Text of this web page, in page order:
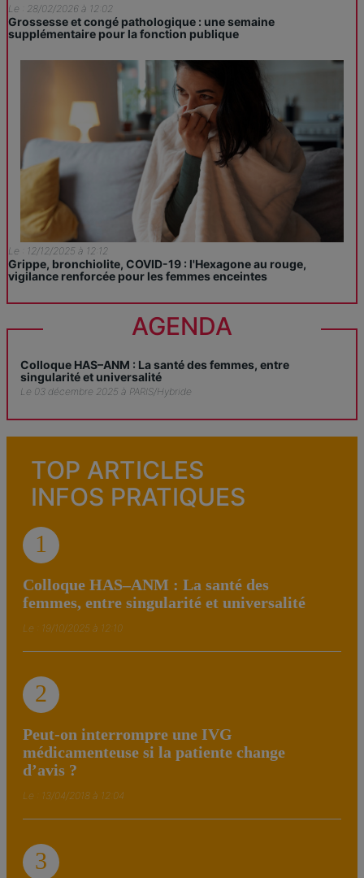
Le : 28/02/2026 à 12:02
Grossesse et congé pathologique : une semaine
supplémentaire pour la fonction publique
Le : 12/12/2025 à 12:12
Grippe, bronchiolite, COVID-19 : l'Hexagone au rouge,
vigilance renforcée pour les femmes enceintes
AGENDA
Colloque HAS–ANM : La santé des femmes, entre
singularité et universalité
Le 03 décembre 2025 à PARIS/Hybride
TOP ARTICLES
INFOS PRATIQUES
1
Colloque HAS–ANM : La santé des
femmes, entre singularité et universalité
Le : 19/10/2025 à 12:10
2
Peut-on interrompre une IVG
médicamenteuse si la patiente change
d’avis ?
Le : 13/04/2018 à 12:04
3